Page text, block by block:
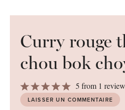
Curry rouge
chou bok
5
Stars
4
Stars
3
Stars
2
Stars
1
Star
5 from 1 review
LAISSER UN COMMENTAIRE